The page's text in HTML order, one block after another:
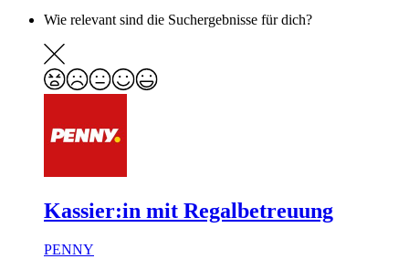
Wie relevant sind die Suchergebnisse für dich?
Kassier:in mit Regalbetreuung
PENNY